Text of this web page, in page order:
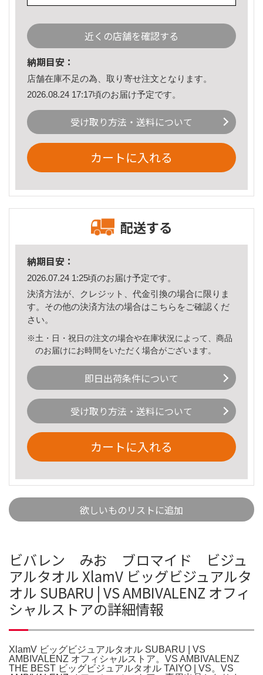
近くの店舗を確認する
納期目安：
店舗在庫不足の為、取り寄せ注文となります。
2026.08.24 17:17頃のお届け予定です。
受け取り方法・送料について
カートに入れる
配送する
納期目安：
2026.07.24 1:25頃のお届け予定です。
決済方法が、クレジット、代金引換の場合に限りま
す。その他の決済方法の場合はこちら をご確認くだ
さい。
※土・日・祝日の注文の場合や在庫状況によって、商品
のお届けにお時間をいただく場合がございます。
即日出荷条件について
受け取り方法・送料について
カートに入れる
欲しいものリストに追加
ビバレン みお ブロマイド ビジュ
アルタオル XlamV ビッグビジュアルタ
オル SUBARU | VS AMBIVALENZ オフィ
シャルストアの詳細情報
XlamV ビッグビジュアルタオル SUBARU | VS
AMBIVALENZ オフィシャルストア。VS AMBIVALENZ
THE BEST ビッグビジュアルタオル TAIYO | VS。VS